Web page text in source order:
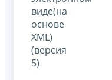
виде(на
основе
XML)
(версия
5)